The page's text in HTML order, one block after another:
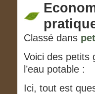
Classé dans
Voici des petits
l’eau potable :
Ici, tout est